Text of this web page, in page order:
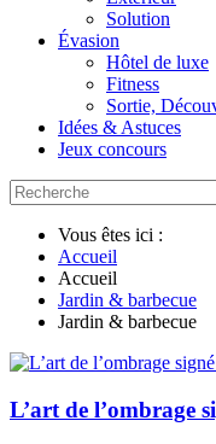
Solution
Évasion
Hôtel de luxe
Fitness
Sortie,
Idées & Astuces
Jeux concours
Vous êtes ici :
Accueil
Accueil
Jardin & barbecue
Jardin & barbecue
L’art de l’ombrage